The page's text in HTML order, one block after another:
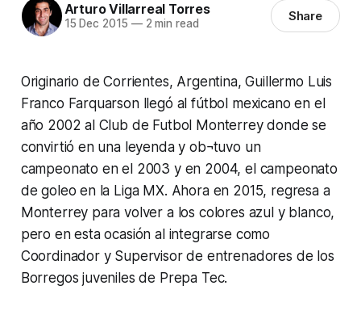
Arturo Villarreal Torres
15 Dec 2015 —2 min read Share
Originario de Corrientes, Argentina, Guillermo Luis
Franco Farquarson llegó al fútbol mexicano en el
año 2002 al Club de Futbol Monterrey donde se
convirtió en una leyenda y ob¬tuvo un
campeonato en el 2003 y en 2004, el campeonato
de goleo en la Liga MX. Ahora en 2015, regresa a
Monterrey para volver a los colores azul y blanco,
pero en esta ocasión al integrarse como
Coordinador y Supervisor de entrenadores de los
Borregos juveniles de Prepa Tec.